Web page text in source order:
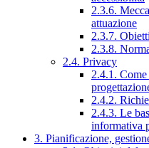
2.3.6.
attuazione
2.3.7.
2.3.8.
2.4. Privacy
2.4.1.
2.4.2.
2.4.3. Le
informativa
3. Pianificazione,